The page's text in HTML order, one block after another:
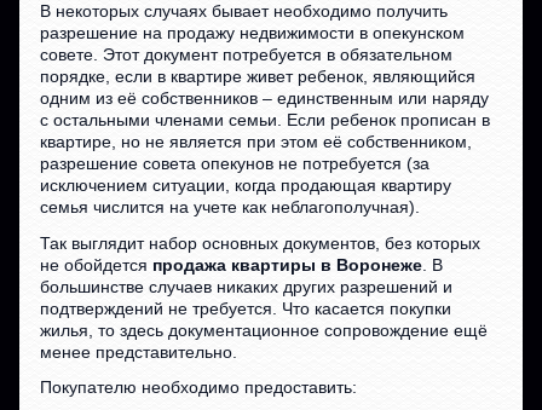
В некоторых случаях бывает необходимо получить
разрешение на продажу недвижимости в опекунском
совете. Этот документ потребуется в обязательном
порядке, если в квартире живет ребенок, являющийся
одним из её собственников – единственным или наряду
с остальными членами семьи. Если ребенок прописан в
квартире, но не является при этом её собственником,
разрешение совета опекунов не потребуется (за
исключением ситуации, когда продающая квартиру
семья числится на учете как неблагополучная).
Так выглядит набор основных документов, без которых
не обойдется продажа квартиры в Воронеже . В
большинстве случаев никаких других разрешений и
подтверждений не требуется. Что касается покупки
жилья, то здесь документационное сопровождение ещё
менее представительно.
Покупателю необходимо предоставить: